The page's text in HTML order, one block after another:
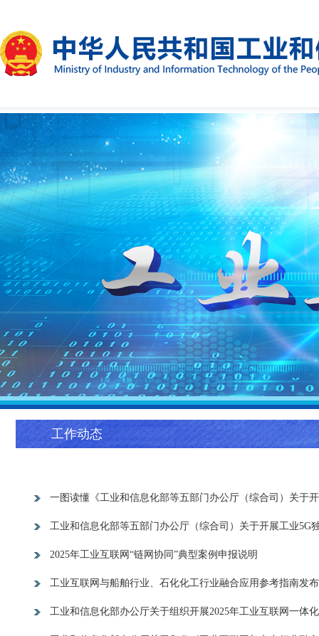
工作动态
一图读懂《工业和信息化部等五部门办公厅（综合司）关于
工业和信息化部等五部门办公厅（综合司）关于开展工业5G
2025年工业互联网“链网协同”典型案例申报说明
工业互联网与船舶行业、石化化工行业融合应用参考指南发布
工业和信息化部办公厅关于组织开展2025年工业互联网一体